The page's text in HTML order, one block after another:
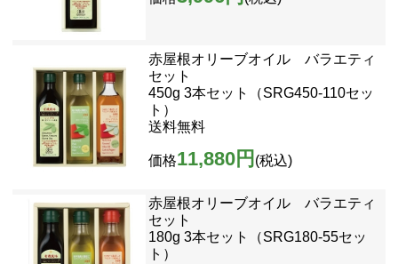
赤屋根オリーブオイル バラエティ
セット
450g 3本セット（SRG450-110セッ
ト）
送料無料
価格11,880円 (税込)
赤屋根オリーブオイル バラエティ
セット
180g 3本セット（SRG180-55セッ
ト）